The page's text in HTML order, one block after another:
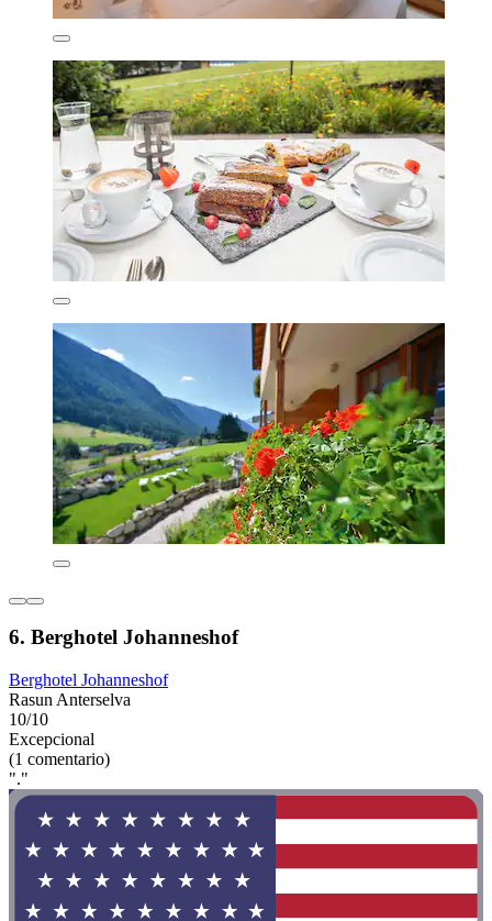
6. Berghotel Johanneshof
Berghotel Johanneshof
Rasun Anterselva
10/10
Excepcional
(1 comentario)
"."